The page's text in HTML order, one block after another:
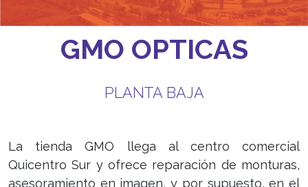
GMO OPTICAS
PLANTA BAJA
La tienda GMO llega al centro comercial
Quicentro Sur y ofrece reparación de monturas,
asesoramiento en imagen, y por supuesto, en el